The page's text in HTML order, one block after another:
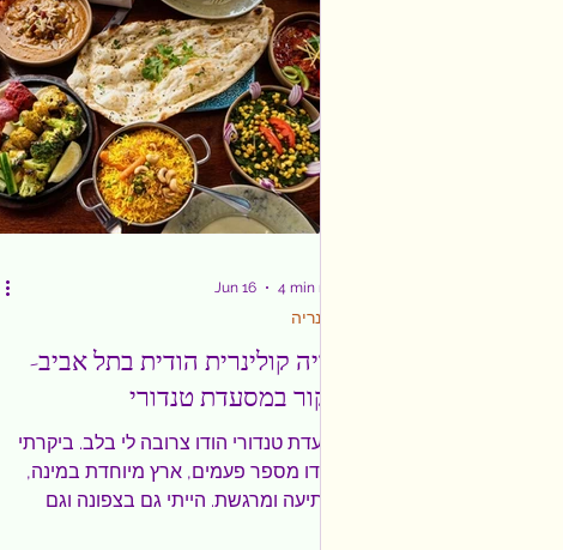
למבקרים לא רק צמחים, אלא גם תחושה של
בית. יש משהו מרגיע בכניסה אל מושב יגל.
בתוך דקות מאזור המרכז, הנוף משתנה,
הקצב יורד, והרעש העירוני
חוויה קולינרית הודית בתל אביב-
ביקור במסעדת טנדורי
מסעדת טנדורי הודו צרובה לי בלב. ביקרתי
בהודו מספר פעמים, ארץ מיוחדת במינה,
מפתיעה ומרגשת. הייתי גם בצפונה וגם
קולינריה
Jun 16 4 min read